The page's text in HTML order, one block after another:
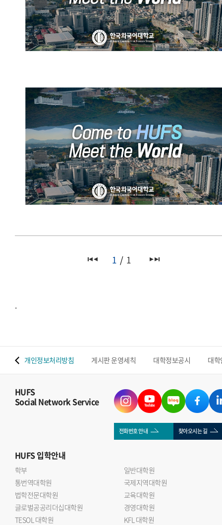
HUFS Official Promotional
Video (Chinese)
1 1
.
개인정보처리방침 게시판 운영세칙 대학정보공시 대
HUFS
Social Network Service
전화번호 안내 찾아오시는 길
HUFS입학안내
학부
일반대학원
통번역대학원
국제지역대학원
법학전문대학원
교육대학원
글로벌공공리더십대학원
경영대학원
TESOL 대학원
KFL 대학원